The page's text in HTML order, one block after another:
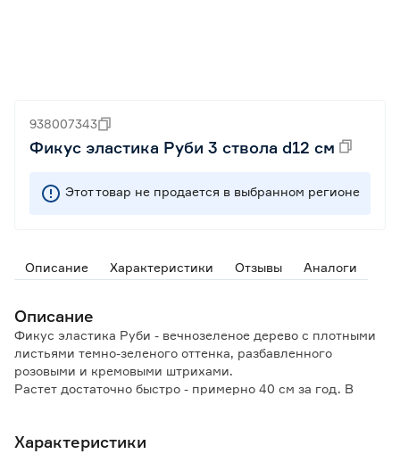
938007343
Фикус эластика Руби 3 ствола d12 см
Этот товар не продается в выбранном регионе
Описание Характеристики Отзывы Аналоги
Описание
Фикус эластика Руби - вечнозеленое дерево с плотными
листьями темно-зеленого оттенка, разбавленного
розовыми и кремовыми штрихами.
Растет достаточно быстро - примерно 40 см за год. В
сантиметра больше предыдущего.
Характеристики